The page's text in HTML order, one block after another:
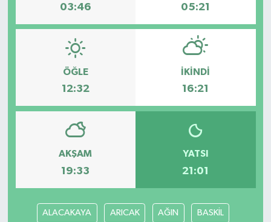
03:46 05:21
ÖĞLE
12:32
İKINDI
16:21
AKŞAM
19:33
YATSI
21:01
ALACAKAYA ARICAK AĞIN BASKİL
TURİZM
MAGAZİN
VEFAT
BİLİM&TEKNOLOJİ
BÖLGE
TÜRKİYE